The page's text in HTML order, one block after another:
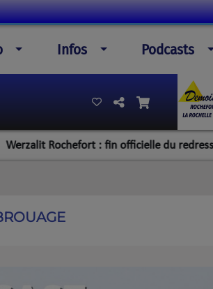
Infos Podcasts
Rochefort : fin officielle du